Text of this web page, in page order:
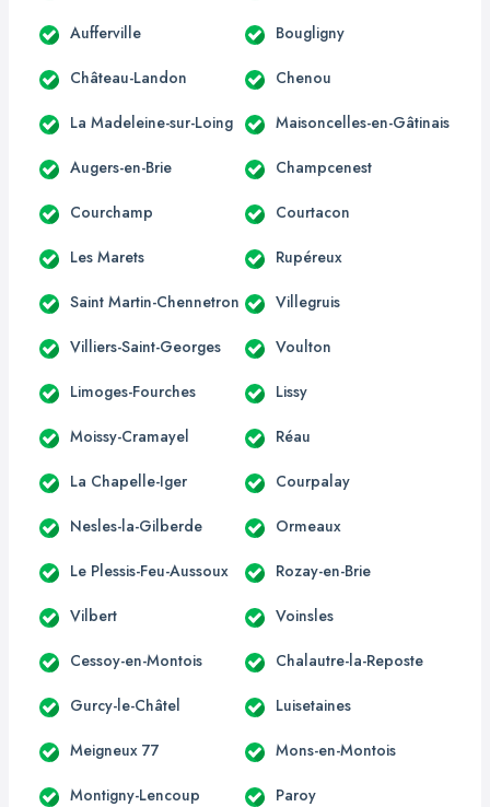
Aufferville Bougligny
Château-Landon Chenou
La Madeleine-sur-Loing Maisoncelles-en-Gâtinais
Augers-en-Brie Champcenest
Courchamp Courtacon
Les Marets Rupéreux
Saint Martin-Chennetron Villegruis
Villiers-Saint-Georges Voulton
Limoges-Fourches Lissy
Moissy-Cramayel Réau
La Chapelle-Iger Courpalay
Nesles-la-Gilberde Ormeaux
Le Plessis-Feu-Aussoux Rozay-en-Brie
Vilbert Voinsles
Cessoy-en-Montois Chalautre-la-Reposte
Gurcy-le-Châtel Luisetaines
Meigneux 77 Mons-en-Montois
Montigny-Lencoup Paroy